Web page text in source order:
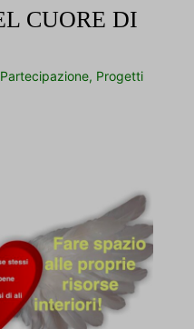
CUORE DI
Partecipazione, Progetti
background--image-